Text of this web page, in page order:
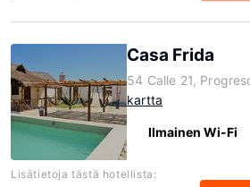
Casa Frida
54 Calle 21,
kartta
Ilmainen Wi-Fi
Lisätietoja tästä hotellista: